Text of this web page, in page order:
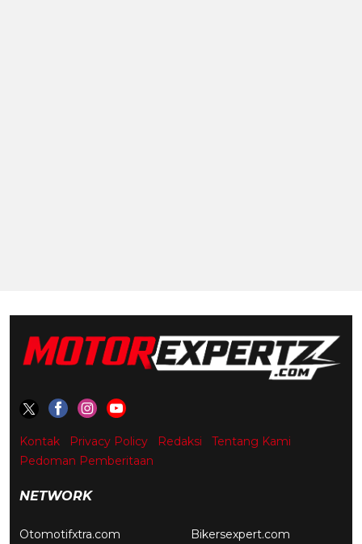
Kontak Privacy Policy Redaksi
Tentang Kami
Pedoman Pemberitaan
NETWORK
Otomotifxtra.com Bikersexpert.com